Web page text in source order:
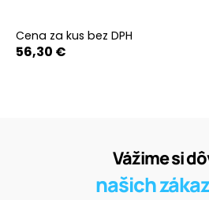
Cena za kus bez DPH
56,30 €
Vážime si
našich